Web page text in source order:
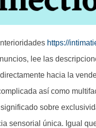
https://
lee las
hacia la
así­ como
sobre
sensorial única. Igual